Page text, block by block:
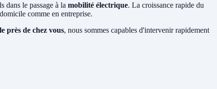
dans le passage à la mobilité électrique. La croissance rapide du
comme en entreprise.
près de chez vous, nous sommes capables d'intervenir rapidement